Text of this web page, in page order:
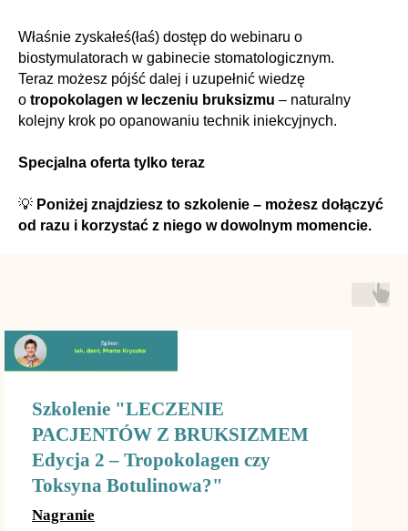
Właśnie zyskałeś(łaś) dostęp do webinaru o
biostymulatorach w gabinecie stomatologicznym.
Teraz możesz pójść dalej i uzupełnić wiedzę
o tropokolagen w leczeniu bruksizmu – naturalny
kolejny krok po opanowaniu technik iniekcyjnych.
Specjalna oferta tylko teraz
💡 Poniżej znajdziesz to szkolenie – możesz dołączyć
od razu i korzystać z niego w dowolnym momencie.
Szkolenie "LECZENIE
PACJENTÓW Z BRUKSIZMEM
Edycja 2 – Tropokolagen czy
Toksyna Botulinowa?"
Nagranie